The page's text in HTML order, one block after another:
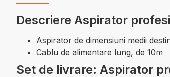
Descriere Aspirator
Aspirator de dimensiuni medii
Cablu de alimentare lung, de 10m
Set de livrare: Aspirator